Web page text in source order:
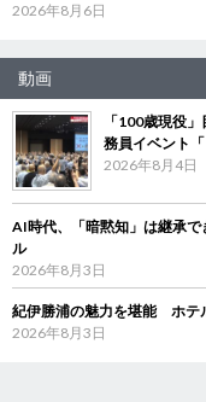
2026年8月6日
動画
「100歳現役
務員イベント
2026年8月4日
AI時代、「暗黙知」は継承
ル
2026年8月3日
紀伊勝浦の魅力を堪能 ホテ
2026年8月3日